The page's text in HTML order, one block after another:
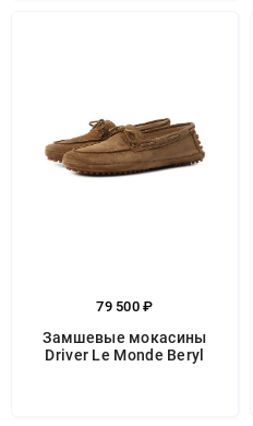
79 500 ₽
Замшевые мокасины
Driver Le Monde Beryl